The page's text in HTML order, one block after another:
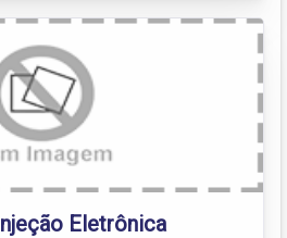
Eletrônica